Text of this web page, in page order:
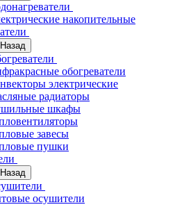
накопительные
Назад
обогреватели
электрические
радиаторы
шкафы
завесы
пушки
Назад
осушители